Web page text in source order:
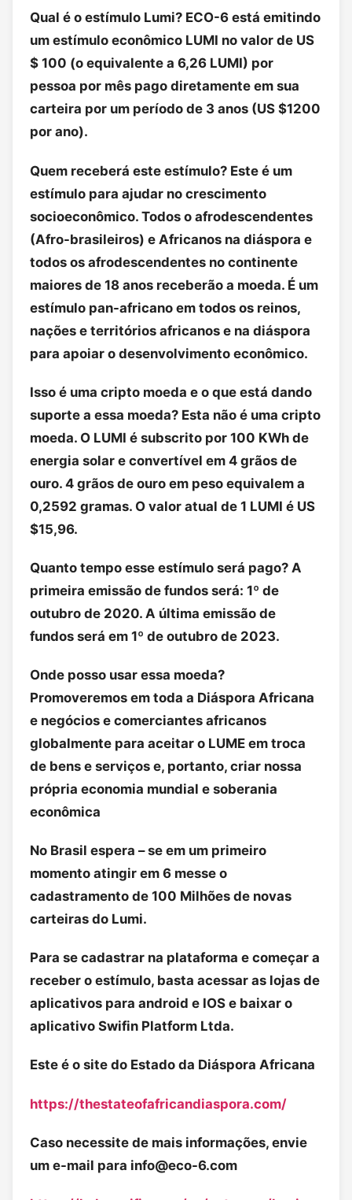
Qual é o estímulo Lumi? ECO-6 está emitindo
um estímulo econômico LUMI no valor de US
$ 100 (o equivalente a 6,26 LUMI) por
pessoa por mês pago diretamente em sua
carteira por um período de 3 anos (US $1200
por ano).
Quem receberá este estímulo? Este é um
estímulo para ajudar no crescimento
socioeconômico. Todos o afrodescendentes
(Afro-brasileiros) e Africanos na diáspora e
todos os afrodescendentes no continente
maiores de 18 anos receberão a moeda. É um
estímulo pan-africano em todos os reinos,
nações e territórios africanos e na diáspora
para apoiar o desenvolvimento econômico.
Isso é uma cripto moeda e o que está dando
suporte a essa moeda? Esta não é uma cripto
moeda. O LUMI é subscrito por 100 KWh de
energia solar e convertível em 4 grãos de
ouro. 4 grãos de ouro em peso equivalem a
0,2592 gramas. O valor atual de 1 LUMI é US
$15,96.
Quanto tempo esse estímulo será pago? A
primeira emissão de fundos será: 1º de
outubro de 2020. A última emissão de
fundos será em 1º de outubro de 2023.
Onde posso usar essa moeda?
Promoveremos em toda a Diáspora Africana
e negócios e comerciantes africanos
globalmente para aceitar o LUME em troca
de bens e serviços e, portanto, criar nossa
própria economia mundial e soberania
econômica
No Brasil espera – se em um primeiro
momento atingir em 6 messe o
cadastramento de 100 Milhões de novas
carteiras do Lumi.
Para se cadastrar na plataforma e começar a
receber o estímulo, basta acessar as lojas de
aplicativos para android e IOS e baixar o
aplicativo Swifin Platform Ltda.
Este é o site do Estado da Diáspora Africana
https://thestateofafricandiaspora.com/
Caso necessite de mais informações, envie
um e-mail para info@eco-6.com